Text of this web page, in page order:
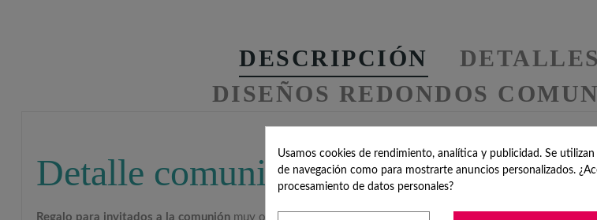
DESCRIPCIÓN
DISEÑOS REDONDOS
Detalle comunión con kit de semillas
Regalo para invitados a la comuniónmuy original, un
Usamos cookies de rendimiento, analítica y publicidad. Se
de navegación como para mostrarte anuncios personalizados.
procesamiento de datos personales?